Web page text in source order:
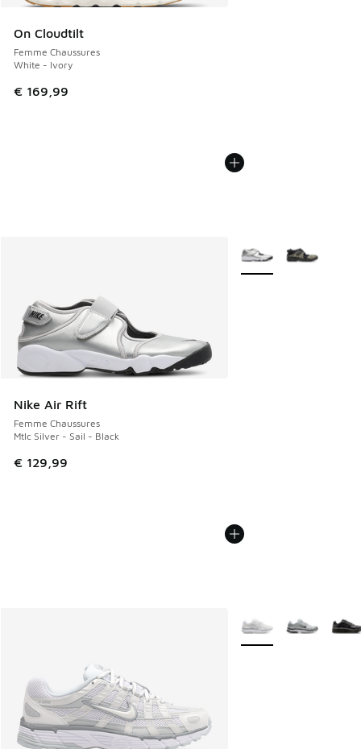
On Cloudtilt
Femme Chaussures
White - Ivory
€ 169,99
Nike Air Rift
Femme Chaussures
Mtlc Silver - Sail - Black
€ 129,99
Plus de couleurs
Plus de couleurs